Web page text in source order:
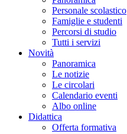
Personale scolastico
Famiglie e studenti
Percorsi di studio
Tutti i servizi
Novità
Panoramica
Le notizie
Le circolari
Calendario eventi
Albo online
Didattica
Offerta formativa